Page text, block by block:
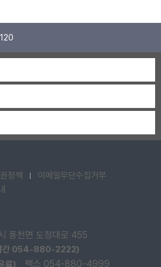
정책
이메일무단수집거부
풍천면 도청대로 455
간 054-880-2222)
료)
팩스 054-880-4999